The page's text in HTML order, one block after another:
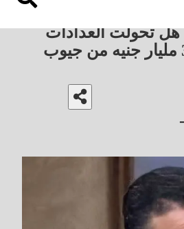
هل تحولت العدادات
الكودية الى جباية 30 مليار جنيه من جيوب
2026-